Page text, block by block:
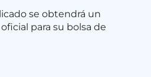
se obtendrá un
para su bolsa de